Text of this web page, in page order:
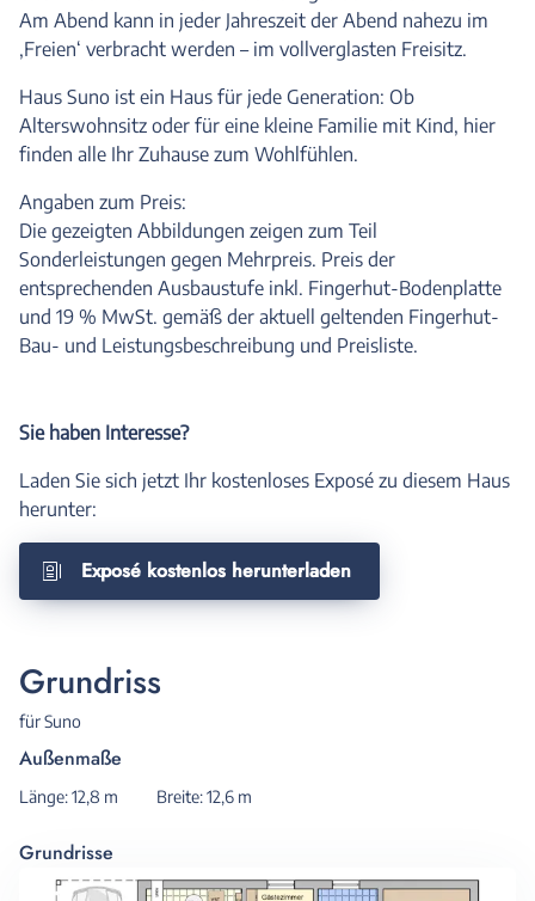
Am Abend kann in jeder Jahreszeit der Abend nahezu im
‚Freien‘ verbracht werden – im vollverglasten Freisitz.
Haus Suno ist ein Haus für jede Generation: Ob
Alterswohnsitz oder für eine kleine Familie mit Kind, hier
finden alle Ihr Zuhause zum Wohlfühlen.
Angaben zum Preis:
Die gezeigten Abbildungen zeigen zum Teil
Sonderleistungen gegen Mehrpreis. Preis der
entsprechenden Ausbaustufe inkl. Fingerhut-Bodenplatte
und 19 % MwSt. gemäß der aktuell geltenden Fingerhut-
Bau- und Leistungsbeschreibung und Preisliste.
Sie haben Interesse?
Laden Sie sich jetzt Ihr kostenloses Exposé zu diesem Haus
herunter:
Exposé kostenlos herunterladen
Grundriss
für Suno
Außenmaße
Länge: 12,8 m Breite: 12,6 m
Grundrisse